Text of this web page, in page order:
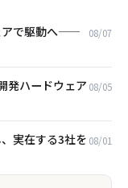
アで駆動へ——
08/07
発ハードウェア 08/05
実在する3社を 08/01